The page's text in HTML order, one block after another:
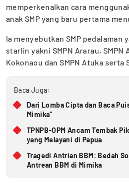
memperkenalkan cara
anak SMP yang baru pertama
Ia menyebutkan SMP pedalaman
starlin yakni SMPN Ararau, SMPN
Kokonaou dan SMPN Atuka serta
Baca Juga:
Dari Lomba Cipta dan Baca
Mimika”
TPNPB-OPM Ancam Tembak
yang Melayani di Papua
Tragedi Antrian BBM: Bedah
Antrean BBM di Mimika